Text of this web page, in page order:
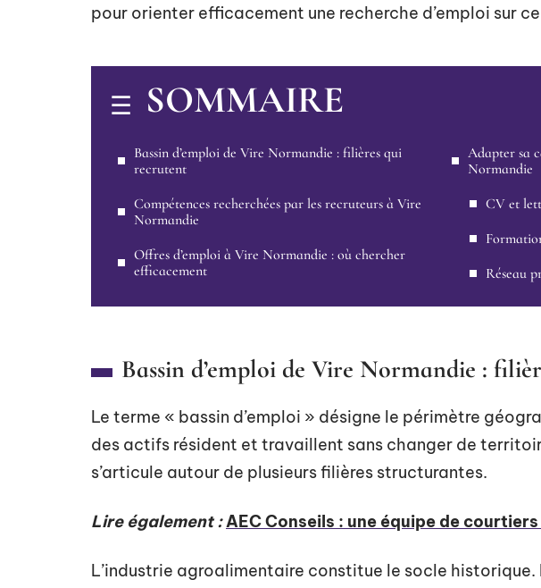
pour orienter efficacement une recherche d’emploi sur
SOMMAIRE
Bassin d’emploi de Vire Normandie : filières qui
recrutent
Compétences recherchées par les recruteurs à Vire
Normandie
Offres d’emploi à Vire Normandie : où chercher
efficacement
Adapter sa
Normandie
CV et
Réseau
Bassin d’emploi de Vire Normandie :
Le terme « bassin d’emploi » désigne le périmètre
des actifs résident et travaillent sans changer de
s’articule autour de plusieurs filières structurantes.
Lire également :AEC Conseils : une équipe de
L’industrie agroalimentaire constitue le socle historique.